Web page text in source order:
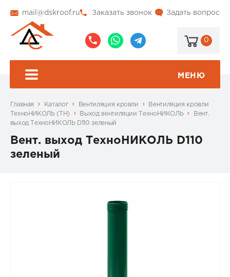
mail@dskroof.ru Задать вопрос
Заказать звонок
0
МЕНЮ
Главная Каталог Вентиляция кровли
Вентиляция кровли
ТехноНИКОЛЬ (ТН)
Выход вентиляции ТехноНИКОЛЬ
Вент.
выход ТехноНИКОЛЬ D110 зеленый
Вент. выход ТехноНИКОЛЬ D110
зеленый